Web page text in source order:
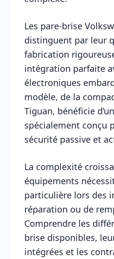
Les pare-brise
distinguent par leur
fabrication
intégration parfaite
électroniques
modèle, de la
Tiguan, bénéficie
spécialement conçu
sécurité passive et
La complexité
équipements
particulière lors des
réparation ou de
Comprendre les
brise disponibles,
intégrées et les